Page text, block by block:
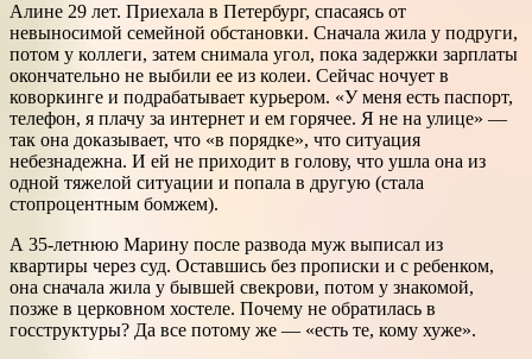
Алине 29 лет. Приехала в Петербург, спасаясь от
невыносимой семейной обстановки. Сначала жила у подруги,
потом у коллеги, затем снимала угол, пока задержки зарплаты
окончательно не выбили ее из колеи. Сейчас ночует в
коворкинге и подрабатывает курьером. «У меня есть паспорт,
телефон, я плачу за интернет и ем горячее. Я не на улице» —
так она доказывает, что «в порядке», что ситуация
небезнадежна. И ей не приходит в голову, что ушла она из
одной тяжелой ситуации и попала в другую (стала
стопроцентным бомжем).
А 35-летнюю Марину после развода муж выписал из
квартиры через суд. Оставшись без прописки и с ребенком,
она сначала жила у бывшей свекрови, потом у знакомой,
позже в церковном хостеле. Почему не обратилась в
госструктуры? Да все потому же — «есть те, кому хуже».